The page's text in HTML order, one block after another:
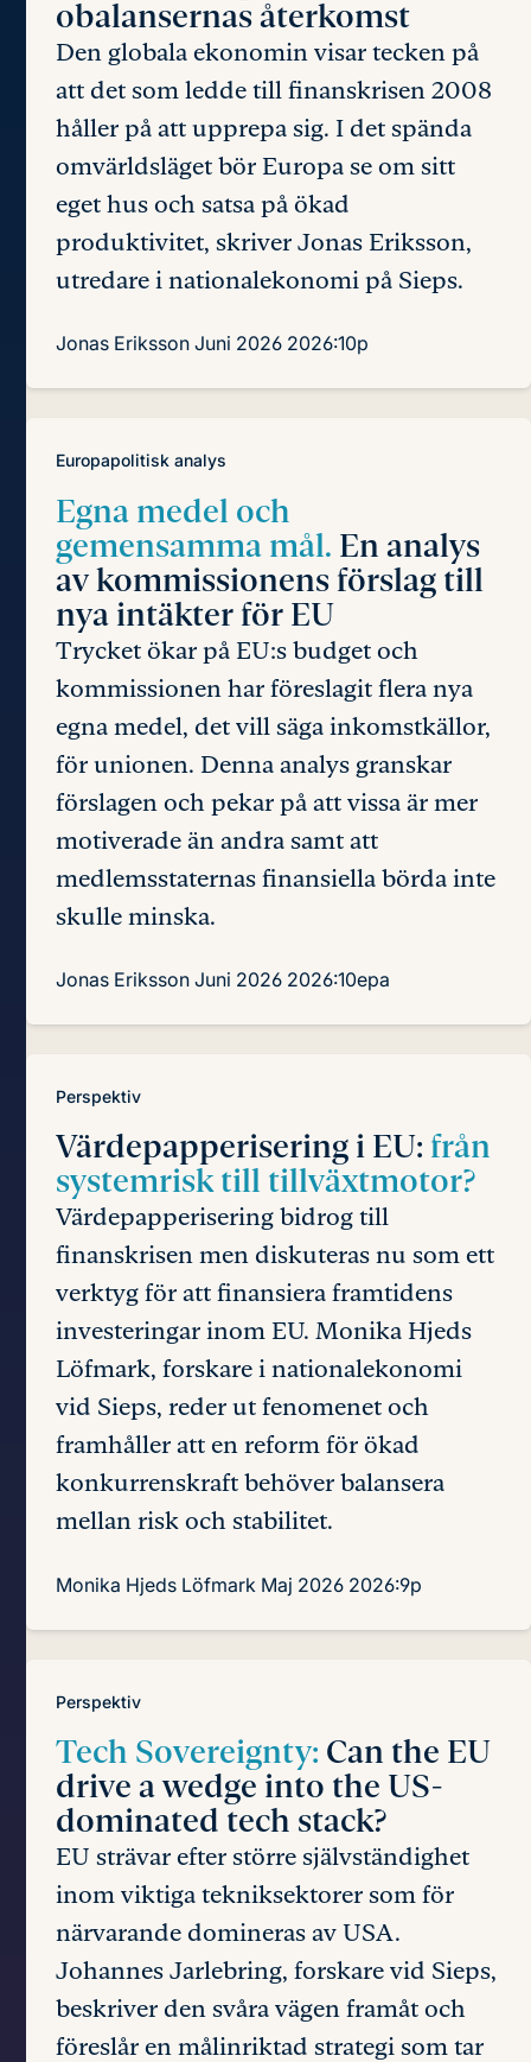
obalansernas återkomst
Den globala ekonomin visar tecken på
att det som ledde till finanskrisen 2008
håller på att upprepa sig. I det spända
omvärlds­läget bör Europa se om sitt
eget hus och satsa på ökad
produktivitet, skriver Jonas Eriksson,
utredare i nationalekonomi på Sieps.
Jonas Eriksson Juni 2026 2026:10p
Europapolitisk analys
Egna medel och
gemensamma mål. En analys
av kommissionens förslag till
nya intäkter för EU
Trycket ökar på EU:s budget och
kommissionen har föreslagit flera nya
egna medel, det vill säga inkomstkällor,
för unionen. Denna analys granskar
förslagen och pekar på att vissa är mer
motiverade än andra samt att
medlemsstaternas finansiella börda inte
skulle minska.
Jonas Eriksson Juni 2026 2026:10epa
Perspektiv
Värdepapperisering i EU: från
systemrisk till tillväxtmotor?
Värdepapperisering bidrog till
finanskrisen men diskuteras nu som ett
verktyg för att finansiera framtidens
investeringar inom EU. Monika Hjeds
Löfmark, forskare i nationalekonomi
vid Sieps, reder ut fenomenet och
framhåller att en reform för ökad
konkurrenskraft behöver balansera
mellan risk och stabilitet.
Monika Hjeds Löfmark Maj 2026 2026:9p
Perspektiv
Tech Sovereignty: Can the EU
drive a wedge into the US-
dominated tech stack?
EU strävar efter större självständighet
inom viktiga tekniksektorer som för
närvarande domineras av USA.
Johannes Jarlebring, forskare vid Sieps,
beskriver den svåra vägen framåt och
föreslår en målinriktad strategi som tar